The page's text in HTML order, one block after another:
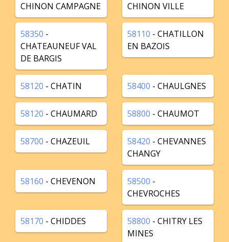
CHINON CAMPAGNE
CHINON VILLE
58350 -
CHATEAUNEUF VAL
DE BARGIS
58110 - CHATILLON
EN BAZOIS
58120 - CHATIN 58400 - CHAULGNES
58120 - CHAUMARD 58800 - CHAUMOT
58700 - CHAZEUIL 58420 - CHEVANNES
CHANGY
58160 - CHEVENON 58500 -
CHEVROCHES
58170 - CHIDDES 58800 - CHITRY LES
MINES